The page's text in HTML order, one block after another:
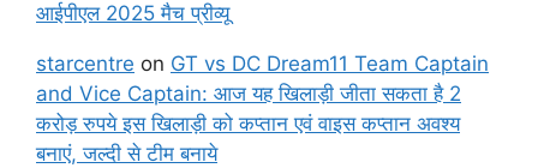
आईपीएल 2025 मैच प्रीव्यू
starcentre on GT vs DC Dream11 Team Captain
and Vice Captain: आज यह खिलाड़ी जीता सकता है 2
करोड़ रुपये इस खिलाड़ी को कप्तान एवं वाइस कप्तान अवश्य
बनाएं, जल्दी से टीम बनाये